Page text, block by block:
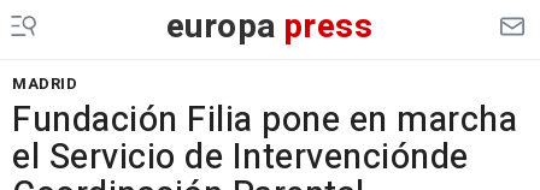
europa press
MADRID
Fundación Filia pone en marcha
el Servicio de Intervenciónde